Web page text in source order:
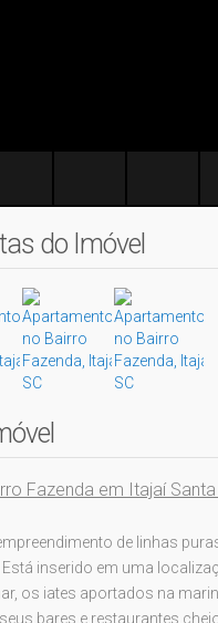
do Imóvel
Fazenda em Itajaí Santa
de linhas
inserido em uma
os iates aportados na
bares e restaurantes